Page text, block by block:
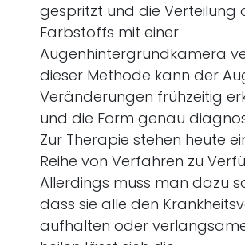
gespritzt und die Verteilung
Farbstoffs mit einer
Augenhintergrundkamera
dieser Methode kann der
Veränderungen frühzeitig
und die Form genau
Zur Therapie stehen heute
Reihe von Verfahren zu
Allerdings muss man dazu
dass sie alle den
aufhalten oder